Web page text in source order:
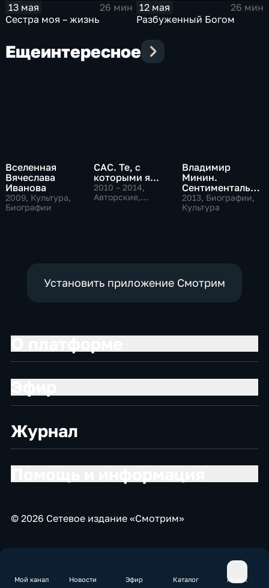
Мой канал Новости Эфир Каталог Поиск
13 мая
26 мин
Сестра моя – жизнь
12 мая
26 мин
Разбуженный Богом
Ещеинтересное
Вселенная
Вячеслава
Иванова
2009, Культура,
Биографии
САС. Те, с
которыми я...
2010 – 2014,
Авторские,
Владимир
Минин.
Сентиментально
е путешествие
по моей жизни в
2013, Биографии,
Культура
Установить приложение Смотрим
Журнал
© 2026 Сетевое издание «Смотрим»